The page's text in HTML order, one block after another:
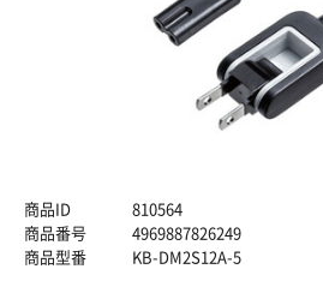
商品ID
810564
商品番号
4969887826249
商品型番
KB-DM2S12A-5